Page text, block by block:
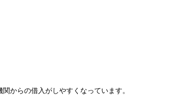
からの借入がしやすくなっています。